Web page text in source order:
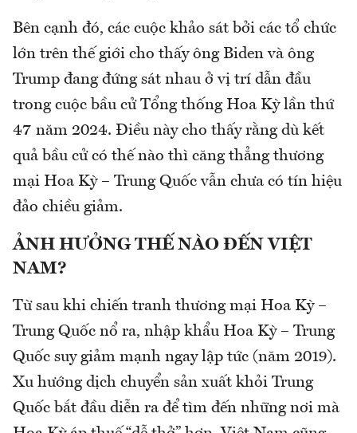
Bên cạnh đó, các cuộc khảo sát bởi các tổ chức
lớn trên thế giới cho thấy ông Biden và ông
Trump đang đứng sát nhau ở vị trí dẫn đầu
trong cuộc bầu cử Tổng thống Hoa Kỳ lần thứ
47 năm 2024. Điều này cho thấy rằng dù kết
quả bầu cử có thế nào thì căng thẳng thương
mại Hoa Kỳ – Trung Quốc vẫn chưa có tín hiệu
đảo chiều giảm.
ẢNH HƯỞNG THẾ NÀO ĐẾN VIỆT
NAM?
Từ sau khi chiến tranh thương mại Hoa Kỳ –
Trung Quốc nổ ra, nhập khẩu Hoa Kỳ – Trung
Quốc suy giảm mạnh ngay lập tức (năm 2019).
Xu hướng dịch chuyển sản xuất khỏi Trung
Quốc bắt đầu diễn ra để tìm đến những nơi mà